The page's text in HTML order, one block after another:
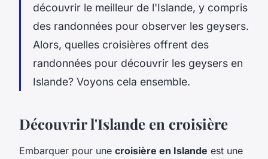
découvrir le meilleur de l'Islande, y compris
des randonnées pour observer les geysers.
Alors, quelles croisières offrent des
randonnées pour découvrir les geysers en
Islande? Voyons cela ensemble.
Découvrir l'Islande en croisière
Embarquer pour une croisière en Islande est une